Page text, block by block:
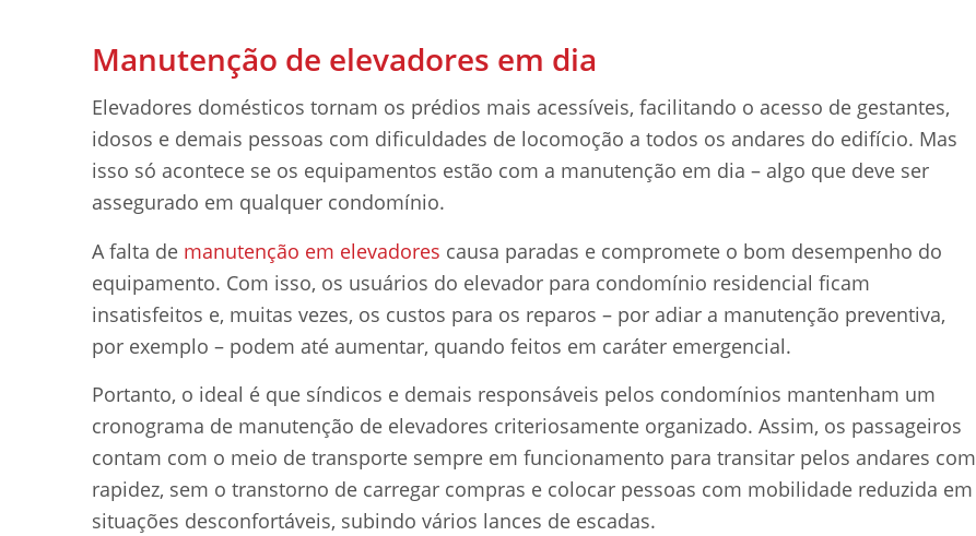
Manutenção de elevadores em dia
Elevadores domésticos tornam os prédios mais acessíveis, facilitando o acesso de gestantes,
idosos e demais pessoas com dificuldades de locomoção a todos os andares do edifício. Mas
isso só acontece se os equipamentos estão com a manutenção em dia – algo que deve ser
assegurado em qualquer condomínio.
A falta de manutenção em elevadores causa paradas e compromete o bom desempenho do
equipamento. Com isso, os usuários do elevador para condomínio residencial ficam
insatisfeitos e, muitas vezes, os custos para os reparos – por adiar a manutenção preventiva,
por exemplo – podem até aumentar, quando feitos em caráter emergencial.
Portanto, o ideal é que síndicos e demais responsáveis pelos condomínios mantenham um
cronograma de manutenção de elevadores criteriosamente organizado. Assim, os passageiros
contam com o meio de transporte sempre em funcionamento para transitar pelos andares com
rapidez, sem o transtorno de carregar compras e colocar pessoas com mobilidade reduzida em
situações desconfortáveis, subindo vários lances de escadas.